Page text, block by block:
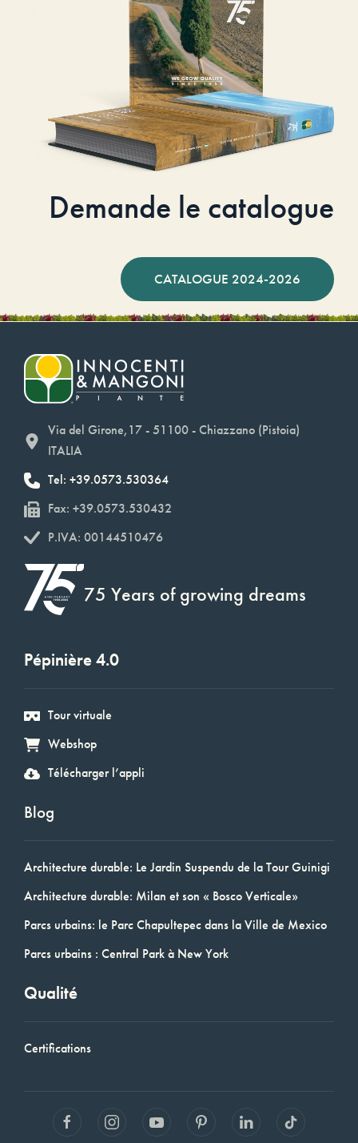
Demande le catalogue
CATALOGUE 2024-2026
Via del Girone,17 - 51100 - Chiazzano (Pistoia)
ITALIA
Tel: +39.0573.530364
Fax: +39.0573.530432
P.IVA: 00144510476
75 Years of growing dreams
Pépinière 4.0
Tour virtuale
Webshop
Télécharger l’appli
Blog
Architecture durable: Le Jardin Suspendu de la Tour Guinigi
Architecture durable: Milan et son « Bosco Verticale»
Parcs urbains: le Parc Chapultepec dans la Ville de Mexico
Parcs urbains : Central Park à New York
Qualité
Certifications